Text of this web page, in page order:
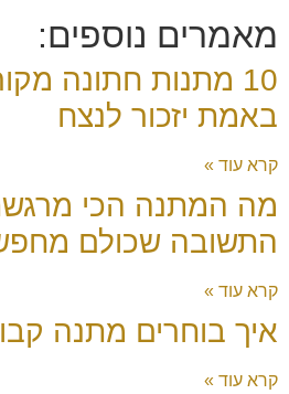
מאמרים נוספים:
10 מתנות חתונה
באמת יזכור לנצח
קרא עוד »
מה המתנה הכי
התשובה שכולם
קרא עוד »
איך בוחרים מתנה
קרא עוד »